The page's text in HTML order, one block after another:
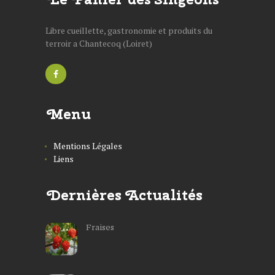
Libre cueillette, gastronomie et produits du
terroir a Chantecoq (Loiret)
Menu
Mentions Légales
Liens
Dernières Actualités
Fraises